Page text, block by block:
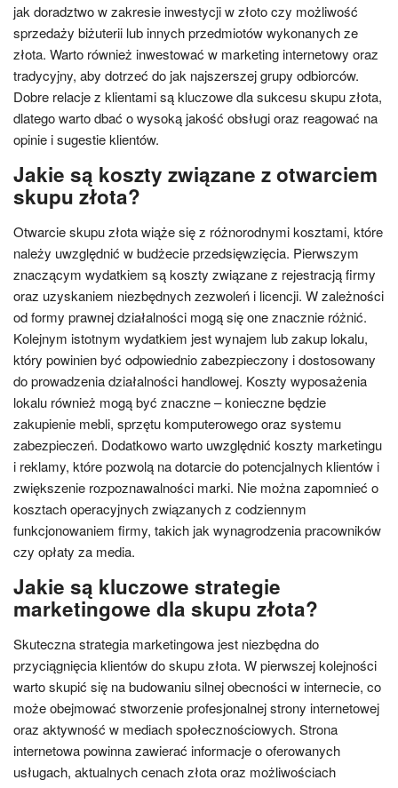
jak doradztwo w zakresie inwestycji w złoto czy możliwość
sprzedaży biżuterii lub innych przedmiotów wykonanych ze
złota. Warto również inwestować w marketing internetowy oraz
tradycyjny, aby dotrzeć do jak najszerszej grupy odbiorców.
Dobre relacje z klientami są kluczowe dla sukcesu skupu złota,
dlatego warto dbać o wysoką jakość obsługi oraz reagować na
opinie i sugestie klientów.
Jakie są koszty związane z otwarciem
skupu złota?
Otwarcie skupu złota wiąże się z różnorodnymi kosztami, które
należy uwzględnić w budżecie przedsięwzięcia. Pierwszym
znaczącym wydatkiem są koszty związane z rejestracją firmy
oraz uzyskaniem niezbędnych zezwoleń i licencji. W zależności
od formy prawnej działalności mogą się one znacznie różnić.
Kolejnym istotnym wydatkiem jest wynajem lub zakup lokalu,
który powinien być odpowiednio zabezpieczony i dostosowany
do prowadzenia działalności handlowej. Koszty wyposażenia
lokalu również mogą być znaczne – konieczne będzie
zakupienie mebli, sprzętu komputerowego oraz systemu
zabezpieczeń. Dodatkowo warto uwzględnić koszty marketingu
i reklamy, które pozwolą na dotarcie do potencjalnych klientów i
zwiększenie rozpoznawalności marki. Nie można zapomnieć o
kosztach operacyjnych związanych z codziennym
funkcjonowaniem firmy, takich jak wynagrodzenia pracowników
czy opłaty za media.
Jakie są kluczowe strategie
marketingowe dla skupu złota?
Skuteczna strategia marketingowa jest niezbędna do
przyciągnięcia klientów do skupu złota. W pierwszej kolejności
warto skupić się na budowaniu silnej obecności w internecie, co
może obejmować stworzenie profesjonalnej strony internetowej
oraz aktywność w mediach społecznościowych. Strona
internetowa powinna zawierać informacje o oferowanych
usługach, aktualnych cenach złota oraz możliwościach